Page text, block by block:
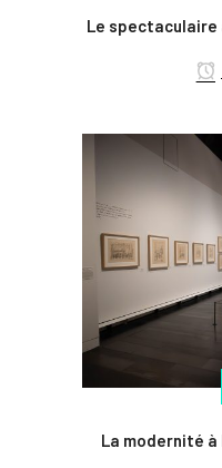
Le spectaculaire
La modernité à